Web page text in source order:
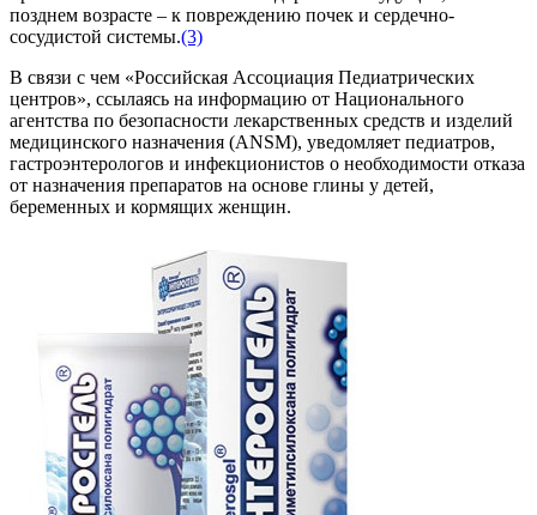
позднем возрасте – к повреждению почек и сердечно-
сосудистой системы.(3)
В связи с чем «Российская Ассоциация Педиатрических
центров», ссылаясь на информацию от Национального
агентства по безопасности лекарственных средств и изделий
медицинского назначения (ANSM), уведомляет педиатров,
гастроэнтерологов и инфекционистов о необходимости отказа
от назначения препаратов на основе глины у детей,
беременных и кормящих женщин.